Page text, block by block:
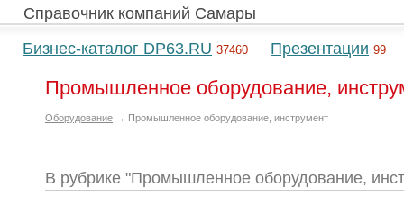
Справочник компаний Самары
Бизнес-каталог DP63.RU 37460 Презентации 99
Промышленное оборудование,
Оборудование → Промышленное оборудование, инструмент
В рубрике "Промышленное оборудование,